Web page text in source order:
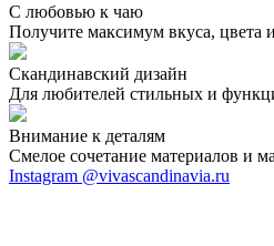
С любовью к чаю
Получите максимум вкуса, цвета
Скандинавский дизайн
Для любителей стильных и
Внимание к деталям
Смелое сочетание материалов и
Instagram @vivascandinavia.ru